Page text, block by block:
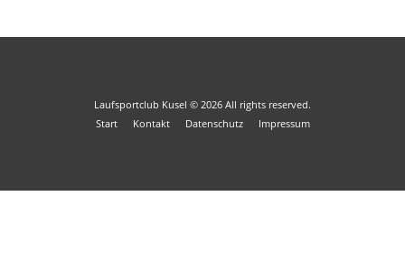
Laufsportclub Kusel © 2026 All rights reserved.
Start
Kontakt Datenschutz Impressum